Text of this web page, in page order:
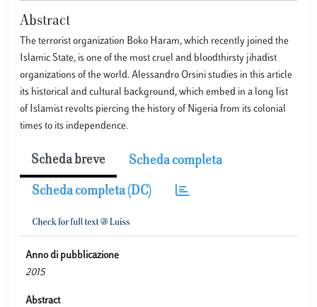
Abstract
The terrorist organization Boko Haram, which recently joined the
Islamic State, is one of the most cruel and bloodthirsty jihadist
organizations of the world. Alessandro Orsini studies in this article
its historical and cultural background, which embed in a long list
of Islamist revolts piercing the history of Nigeria from its colonial
times to its independence.
Scheda breve Scheda completa
Scheda completa (DC)
Anno di pubblicazione
2015
Abstract